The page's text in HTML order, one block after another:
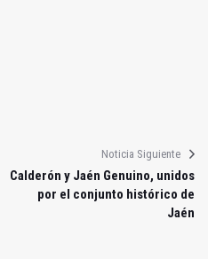
Noticia Siguiente
Calderón y Jaén Genuino, unidos
por el conjunto histórico de
Jaén